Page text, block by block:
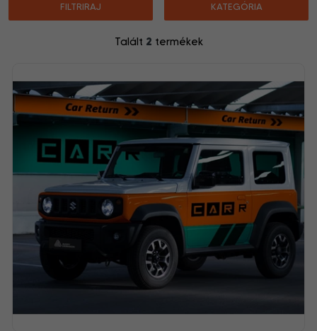
FILTRIRAJ KATEGÓRIA
Talált 2 termékek